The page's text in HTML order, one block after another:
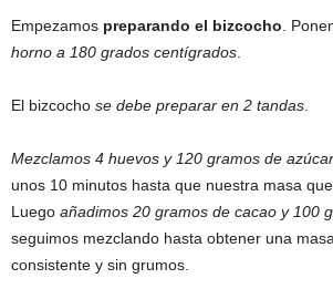
Empezamos preparando el bizcocho .
horno a 180 grados centígrados
El bizcocho se debe preparar en 2 tandas
Mezclamos 4 huevos y 120 gramos de azúcar
unos 10 minutos hasta que nuestra masa
Luego añadimos 20 gramos de cacao y 100
seguimos mezclando hasta obtener una
consistente y sin grumos.